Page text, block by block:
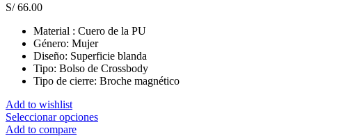
S/66.00
Material : Cuero de la PU
Género: Mujer
Diseño: Superficie blanda
Tipo: Bolso de Crossbody
Tipo de cierre: Broche magnético
Add to wishlist
Seleccionar opcionesEste
Add to compare